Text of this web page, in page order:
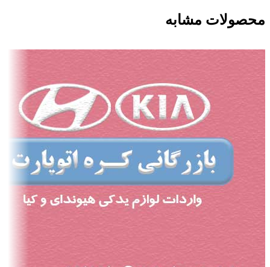
محصولات مشابه